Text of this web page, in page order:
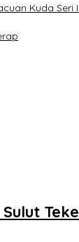
Kuda Seri